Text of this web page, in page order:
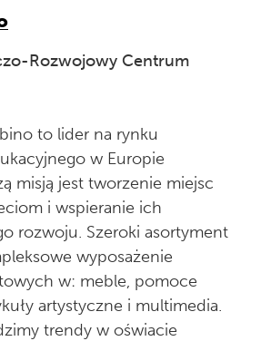
Rozwojowy Centrum
to lider na rynku
w Europie
misją jest tworzenie miejsc
i wspieranie ich
rozwoju. Szeroki asortyment
wyposażenie
w: meble, pomoce
artystyczne i multimedia.
trendy w oświacie